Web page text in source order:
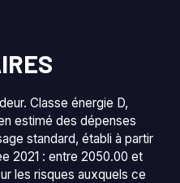
Classe énergie D,
estimé des dépenses
standard, établi à partir
2021 : entre 2050.00 et
les risques auxquels ce